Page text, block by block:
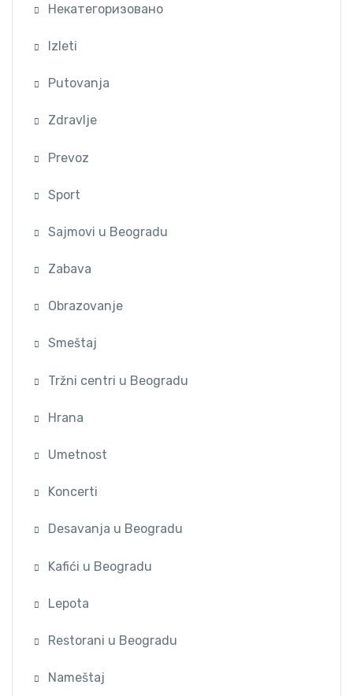
Некатегоризовано
Izleti
Putovanja
Zdravlje
Prevoz
Sport
Sajmovi u Beogradu
Zabava
Obrazovanje
Smeštaj
Tržni centri u Beogradu
Hrana
Umetnost
Koncerti
Desavanja u Beogradu
Kafići u Beogradu
Lepota
Restorani u Beogradu
Nameštaj